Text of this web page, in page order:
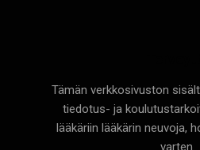
Tämän verkkosivuston
tiedotus- ja
lääkäriin lääkärin neuvoja,
varten.